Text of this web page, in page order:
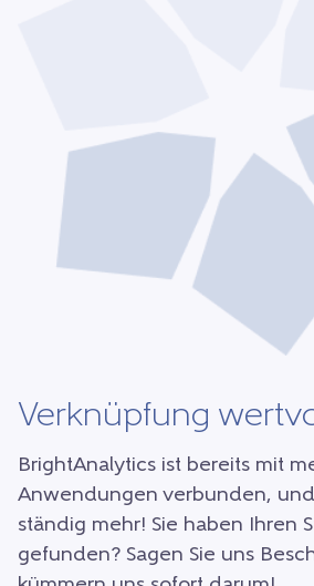
Verknüpfung
BrightAnalytics ist bereits mit
Anwendungen verbunden,
ständig mehr! Sie haben Ihren
gefunden? Sagen Sie uns